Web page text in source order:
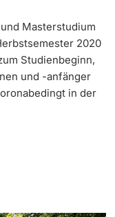
‡ ‡ ‡ ‡ ‡ ‡ ‡ ‡ ‡ ‡ ‡ ‡ ‡ ‡
Masterstudium
2020
Studienbeginn,
und -anfänger
in der